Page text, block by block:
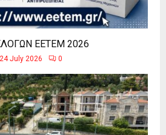
ΕΕΤΕΜ 2026
24 July 2026 0